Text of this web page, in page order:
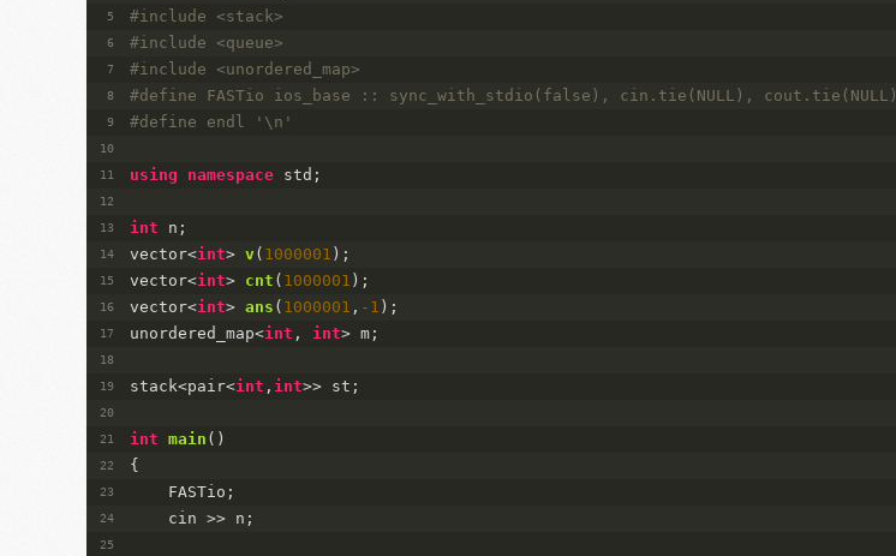
#include
<stack>
#include
<queue>
#include
<unordered_map>
#define FASTio ios_base :: sync_with_stdio(false), cin.tie(NULL), cout.tie(NULL)
#define endl '\n'
using namespace std;
int n;
vector<int> v( 1000001 ) ;
vector<int> cnt ( 1000001 ) ;
vector<int> ans ( 1000001 , -1 ) ;
unordered_map<int , int> m;
stack<pair<int , int>> st;
int main ()
{
    FASTio;
    cin >> n;